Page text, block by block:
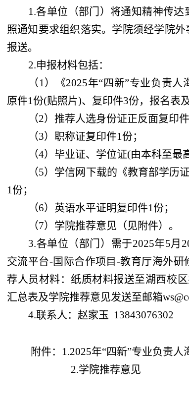
1.各单位（部门）将通知精神传
照通知要求组织落实。学院须经学院
报送。
2.申报材料包括：
（1）《2025年“四新”专业负责
原件1份(贴照片)、复印件3份，报名表
（2）推荐人选身份证正反面复印件
（3）职称证复印件1份；
（4）毕业证、学位证(由本科至最
（5）学信网下载的《教育部学历
1份；
（6）英语水平证明复印件1份；
（7）学院推荐意见（见附件）。
3.各单位（部门）需于2025年5月
交流平台-国际合作项目-教育厅海外
荐人员材料：纸质材料报送至湖西校
汇总表及学院推荐意见发送至邮箱
4.联系人：赵家玉 13843076302
附件：1.2025年“四新”专业负责
2.学院推荐意见
国际交